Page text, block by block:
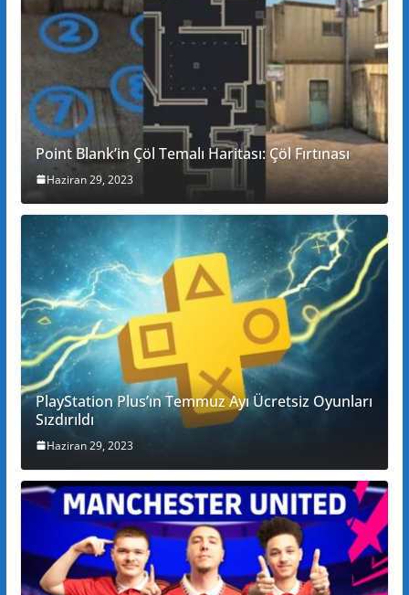
Point Blank’in Çöl Temalı Haritası: Çöl Fırtınası
Haziran 29, 2023
PlayStation Plus’ın Temmuz Ayı Ücretsiz Oyunları
Sızdırıldı
Haziran 29, 2023